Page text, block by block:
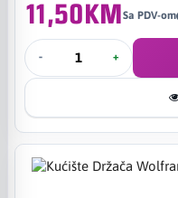
11,50KMSa PDV-om
- +